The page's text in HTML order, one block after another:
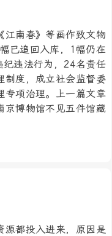
江南春》等画作致文物
已追回入库，1幅仍在
纪违法行为，24名责任
制度，成立社会监督委
专项治理。上一篇文章
京博物馆不见五件馆藏
源都投入进来，原因是